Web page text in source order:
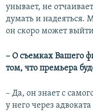
унывает, не
думать и надеяться.
он скоро может
– О съемках Вашего
том, что премьера
– Да, он знает с
у него через